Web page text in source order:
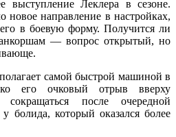
Леклера в сезоне.
новое направление в настройках,
в боевую форму. Получится ли
— вопрос открытый, но
самой быстрой машиной в
его очковый отрыв вверху
сокращаться после очередной
болида, который оказался более